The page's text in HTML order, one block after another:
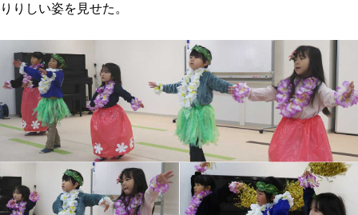
りりしい姿を見せた。